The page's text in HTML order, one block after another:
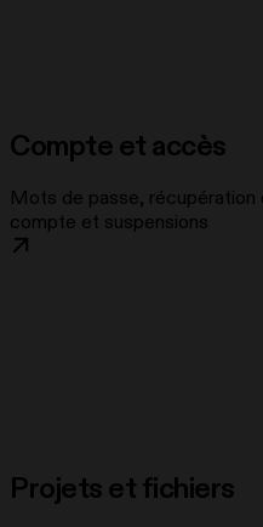
Compte et accès
Mots de passe,
compte et suspensions
Projets et fichiers